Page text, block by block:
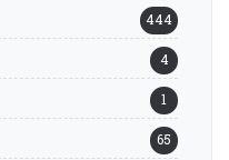
444
4
1
65